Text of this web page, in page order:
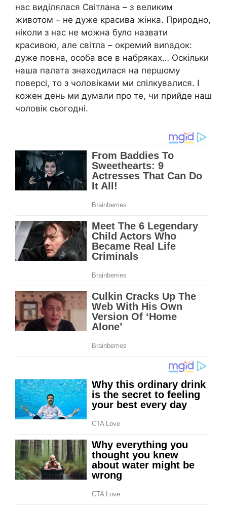
нас виділялася Світлана – з великим
животом – не дуже красива жінка. Природно,
ніколи з нас не можна було назвати
красивою, але світла – окремий виnадок:
дуже повна, особа все в набряках… Оскільки
наша палата знаходилася на першому
поверсі, то з чоловіками ми спілкувалися. І
кожен день ми думали про те, чи прийде наш
чоловік сьогодні.